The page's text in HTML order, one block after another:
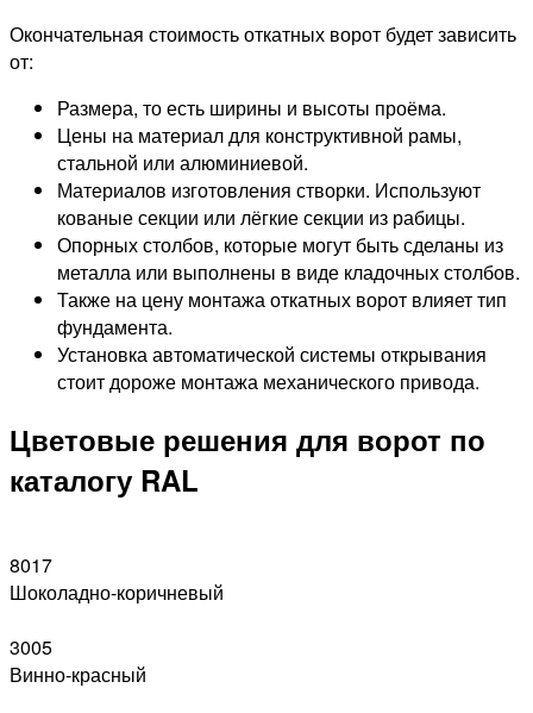
Окончательная стоимость откатных ворот будет зависить
от:
Размера, то есть ширины и высоты проёма.
Цены на материал для конструктивной рамы,
стальной или алюминиевой.
Материалов изготовления створки. Используют
кованые секции или лёгкие секции из рабицы.
Опорных столбов, которые могут быть сделаны из
металла или выполнены в виде кладочных столбов.
Также на цену монтажа откатных ворот влияет тип
фундамента.
Установка автоматической системы открывания
стоит дороже монтажа механического привода.
Цветовые решения для ворот по
каталогу RAL
8017
Шоколадно-коричневый
3005
Винно-красный